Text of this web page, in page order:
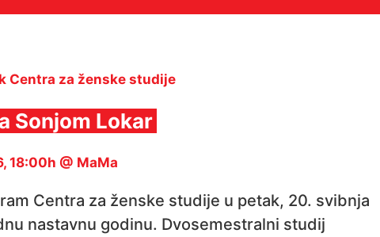
Centra za ženske studije
Sonjom Lokar
18:00h @ MaMa
Centra za ženske studije u petak, 20. svibnja
nastavnu godinu. Dvosemestralni studij